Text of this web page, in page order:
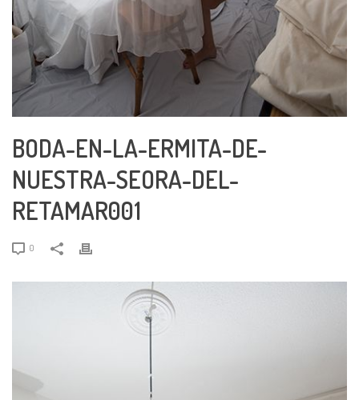
BODA-EN-LA-ERMITA-DE-
NUESTRA-SEORA-DEL-
RETAMAR001
0